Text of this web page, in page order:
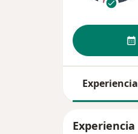
Experiencia
Experiencia